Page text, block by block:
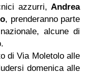
azzurri, Andrea
, prenderanno parte
alcune di
di Via Moletolo alle
domenica alle